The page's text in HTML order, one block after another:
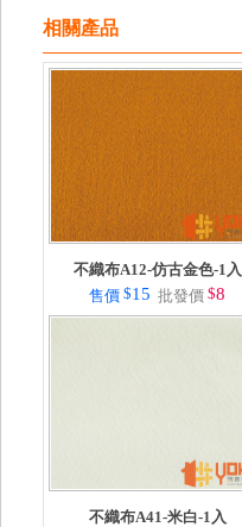
相關產品
不織布A12-仿古金色-1入
售價 $15 批發價 $8
不織布A41-米白-1入